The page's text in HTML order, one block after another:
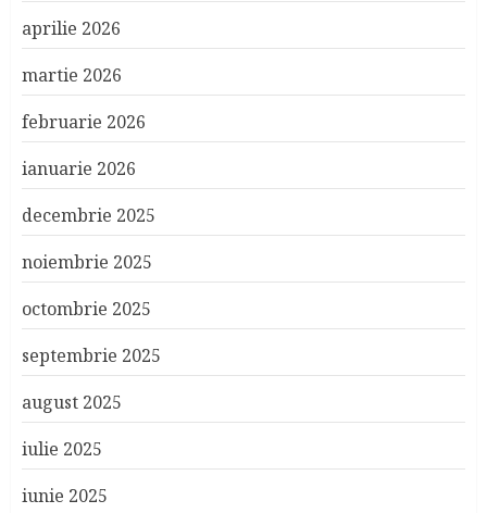
aprilie 2026
martie 2026
februarie 2026
ianuarie 2026
decembrie 2025
noiembrie 2025
octombrie 2025
septembrie 2025
august 2025
iulie 2025
iunie 2025